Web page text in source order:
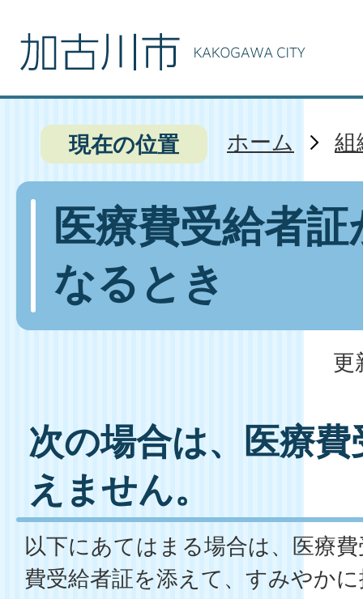
現在の位置 ホーム 組
医療費受給者
なるとき
更
次の場合は、医療
えません。
以下にあてはまる場合は、医療
費受給者証を添えて、すみやか